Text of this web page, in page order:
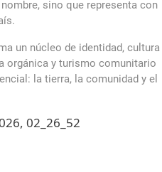
sino que representa con
un núcleo de identidad, cultura
orgánica y turismo comunitario
la tierra, la comunidad y el